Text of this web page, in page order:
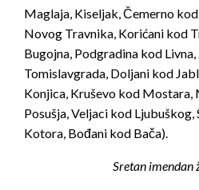
Maglaja, Kiseljak, Čemerno
Novog Travnika, Korićani kod
Bugojna, Podgradina kod
Tomislavgrada, Doljani kod
Konjica, Kruševo kod Mostara,
Posušja, Veljaci kod
Kotora, Bođani kod Bača).
Sretan